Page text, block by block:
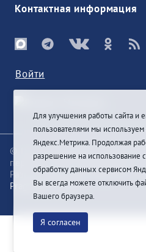
Контактная информация
Войти
© При цитировании
первоисточник обязательна
Разработка и техподдержка
Pragmatic Studio
Для улучшения работы сайта и
пользователями мы
Яндекс.Метрика. Продолжая
разрешение на использование
обработку данных сервисом
Вы всегда можете отключить
Вашего браузера.
Я согласен